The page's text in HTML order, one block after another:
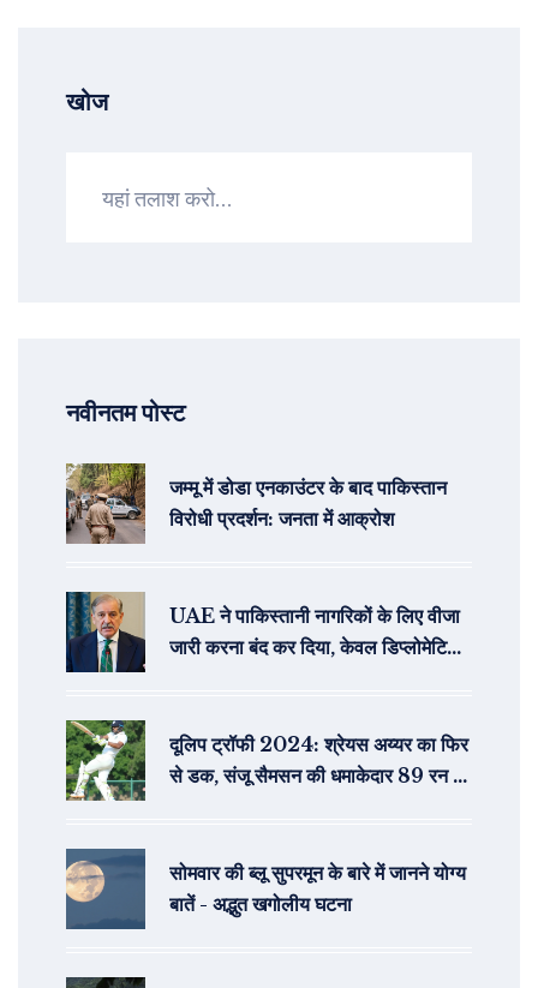
खोज
नवीनतम पोस्ट
जम्मू में डोडा एनकाउंटर के बाद पाकिस्तान
विरोधी प्रदर्शन: जनता में आक्रोश
UAE ने पाकिस्तानी नागरिकों के लिए वीजा
जारी करना बंद कर दिया, केवल डिप्लोमेटिक
दूलिप ट्रॉफी 2024: श्रेयस अय्यर का फिर
से डक, संजू सैमसन की धमाकेदार 89 रन की
सोमवार की ब्लू सुपरमून के बारे में जानने योग्य
बातें - अद्भुत खगोलीय घटना